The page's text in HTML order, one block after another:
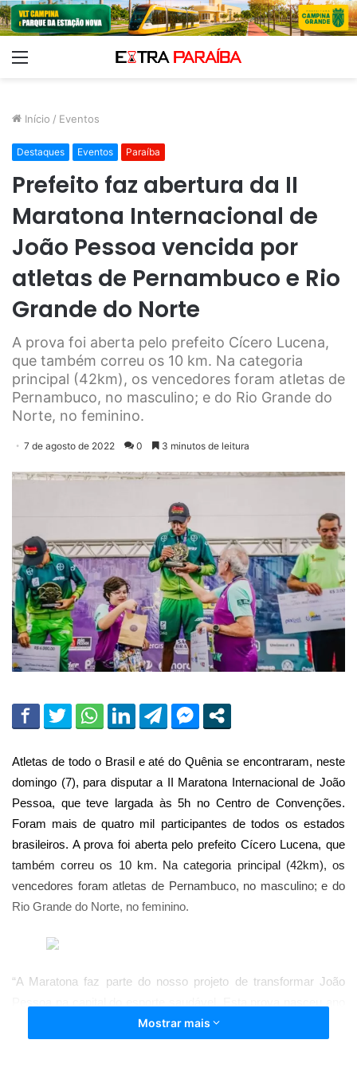
Início / Eventos
Destaques Eventos Paraíba
Prefeito faz abertura da II
Maratona Internacional de
João Pessoa vencida por
atletas de Pernambuco e Rio
Grande do Norte
A prova foi aberta pelo prefeito Cícero Lucena,
que também correu os 10 km. Na categoria
principal (42km), os vencedores foram atletas de
Pernambuco, no masculino; e do Rio Grande do
Norte, no feminino.
7 de agosto de 2022 0 3 minutos de leitura
Atletas de todo o Brasil e até do Quênia se encontraram, neste
domingo (7), para disputar a II Maratona Internacional de João
Pessoa, que teve largada às 5h no Centro de Convenções.
Foram mais de quatro mil participantes de todos os estados
brasileiros. A prova foi aberta pelo prefeito Cícero Lucena, que
também correu os 10 km. Na categoria principal (42km), os
vencedores foram atletas de Pernambuco, no masculino; e do
Rio Grande do Norte, no feminino.
“A Maratona faz parte do nosso projeto de transformar João
passado já ficando entre as dez maiores do Brasil e vamos
continuar investindo nessa e outras competições para que a
Mostrar mais